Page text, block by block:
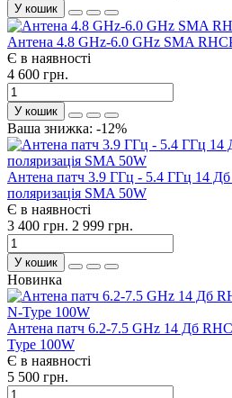
У кошик
Антена 4.8 GHz-6.0 GHz SMA
Є в наявності
4 600 грн.
У кошик
Ваша знижка: -12%
Антена патч 3.9 ГГц - 5.4 ГГц 14 Дб
поляризація SMA 50W
Є в наявності
3 400 грн. 2 999 грн.
У кошик
Новинка
Антена патч 6.2-7.5 GHz 14 Дб
Type 100W
Є в наявності
5 500 грн.